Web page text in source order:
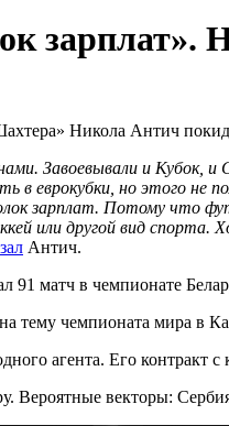
Никола Антич
Завоевывали и Кубок,
еврокубки, но этого не
зарплат. Потому что
или другой вид спорта.
Антич.
матч в чемпионате
тему чемпионата мира в
агента. Его контракт
Вероятные векторы: